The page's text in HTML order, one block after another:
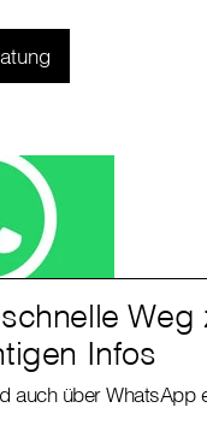
Weg
Infos
auch über WhatsApp